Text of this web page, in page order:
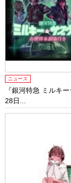
ニュース
『銀河特急 ミルキ
28日...